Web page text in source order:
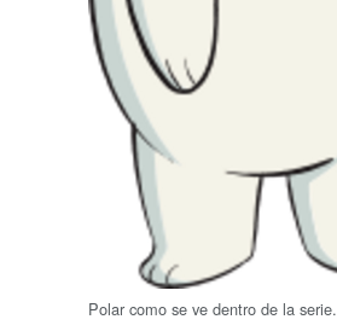
Polar como se ve dentro de la serie.